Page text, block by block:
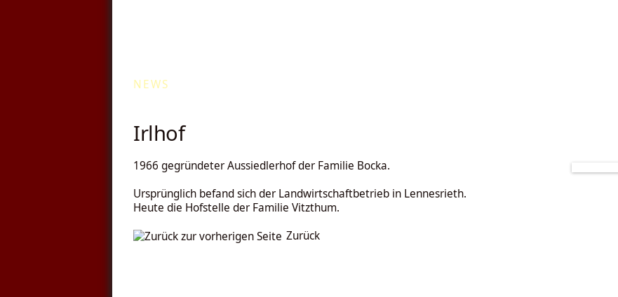
NEWS
Irlhof
1966 gegründeter Aussiedlerhof der Familie Bocka.
Ursprünglich befand sich der Landwirtschaftbetrieb in Lennesrieth.
Heute die Hofstelle der Familie Vitzthum.
Zurück